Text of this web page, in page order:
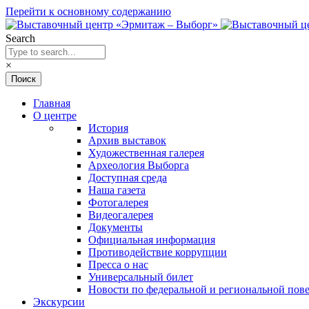
Перейти к основному содержанию
Search
×
Главная
О центре
История
Архив выставок
Художественная галерея
Археология Выборга
Доступная среда
Наша газета
Фотогалерея
Видеогалерея
Документы
Официальная информация
Противодействие коррупции
Пресса о нас
Универсальный билет
Новости по федеральной и региональной
Экскурсии